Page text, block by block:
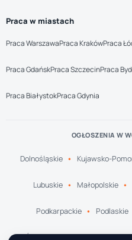
Praca w miastach
Praca WarszawaPraca KrakówPraca
Praca GdańskPraca SzczecinPraca
Praca BiałystokPraca Gdynia
OGŁOSZENIA W
Dolnośląskie Kujawsko-
Lubuskie Małopolskie
Podkarpackie Podlaskie
Świętokrzyskie